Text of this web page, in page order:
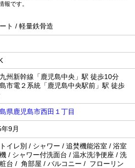
報です。
ト / 軽量鉄骨造
九州新幹線「鹿児島中央」駅 徒歩10分
市電２系統「鹿児島中央駅前」駅 徒歩
県鹿児島市西田１丁目
9月
イレ別 / シャワー / 追焚機能浴室 / 浴室
/ シャワー付洗面台 / 温水洗浄便座 / 洗
台 / 角部屋 / バルコニー / フローリン